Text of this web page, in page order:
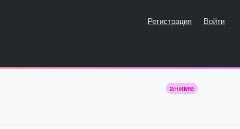
Регистрация Войти
аниме